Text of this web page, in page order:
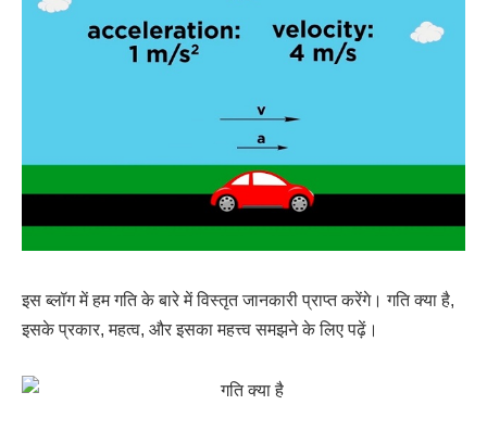
इस ब्लॉग में हम गति के बारे में विस्तृत जानकारी प्राप्त करेंगे। गति क्या है,
इसके प्रकार, महत्व, और इसका महत्त्व समझने के लिए पढ़ें।